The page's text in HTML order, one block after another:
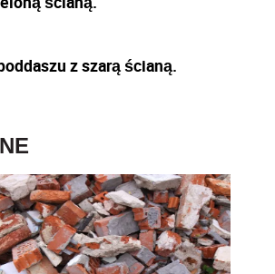
z szarą ścianą.